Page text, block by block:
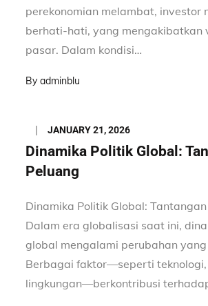
perekonomian melambat, investor
berhati-hati, yang mengakibatkan
pasar. Dalam kondisi…
Byadminblu
Posted
on
JANUARY 21, 2026
Dinamika Politik Global:
Peluang
Dinamika Politik Global:
Dalam era globalisasi saat ini,
global mengalami perubahan
Berbagai faktor—seperti teknologi,
lingkungan—berkontribusi